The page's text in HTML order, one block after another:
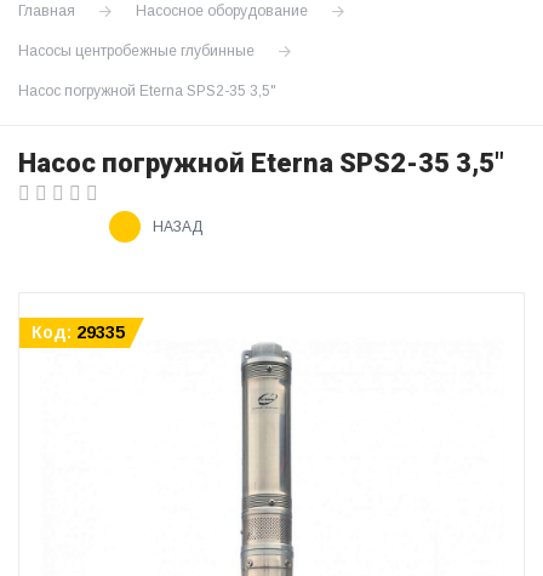
Главная Насосное оборудование
Насосы центробежные глубинные
Насос погружной Eterna SPS2-35 3,5"
Насос погружной Eterna SPS2-35 3,5"
НАЗАД
Код: 29335